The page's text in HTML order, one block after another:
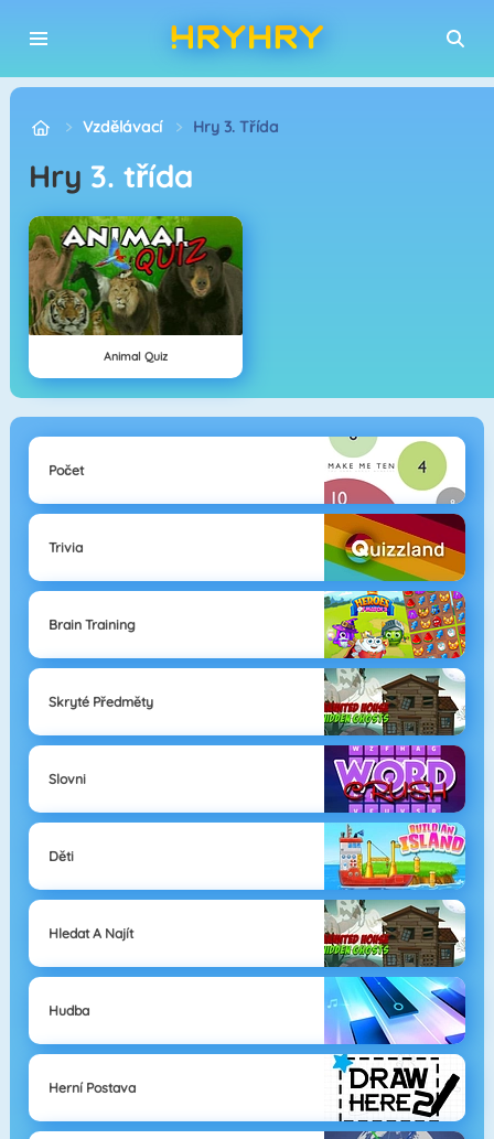
Vzdělávací Hry 3. Třída
Hry 3. třída
Animal Quiz
Počet
Trivia
Brain Training
Skryté Předměty
Slovni
Děti
Hledat A Najít
Hudba
Herní Postava